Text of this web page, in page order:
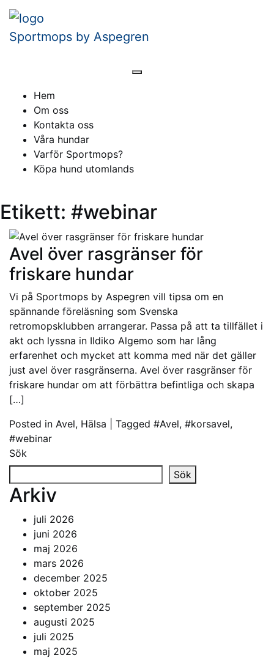
Skip
content
Sportmops by Aspegren
Hem
Om oss
Kontakta oss
Våra hundar
Varför Sportmops?
Köpa hund utomlands
Etikett: #webinar
Avel över rasgränser för
friskare hundar
Vi på Sportmops by Aspegren vill tipsa om en
spännande föreläsning som Svenska
retromopsklubben arrangerar. Passa på att ta tillfället i
akt och lyssna in Ildiko Algemo som har lång
erfarenhet och mycket att komma med när det gäller
just avel över rasgränserna. Avel över rasgränser för
friskare hundar om att förbättra befintliga och skapa
[…]
Posted in Avel, Hälsa Tagged #Avel, #korsavel,
#webinar
Sök
Sök
Arkiv
juli 2026
juni 2026
maj 2026
mars 2026
december 2025
oktober 2025
september 2025
augusti 2025
juli 2025
maj 2025